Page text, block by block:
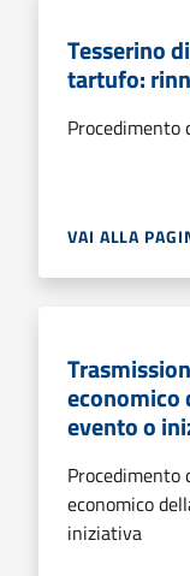
Tesserino
tartufo:
Procedimento
VAI ALLA
economico
evento o
Procedimento
economico
iniziativa